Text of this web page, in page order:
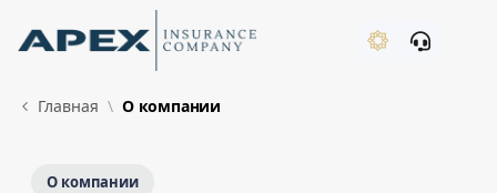
Skip to Main Content
Главная О компании
О компании
New